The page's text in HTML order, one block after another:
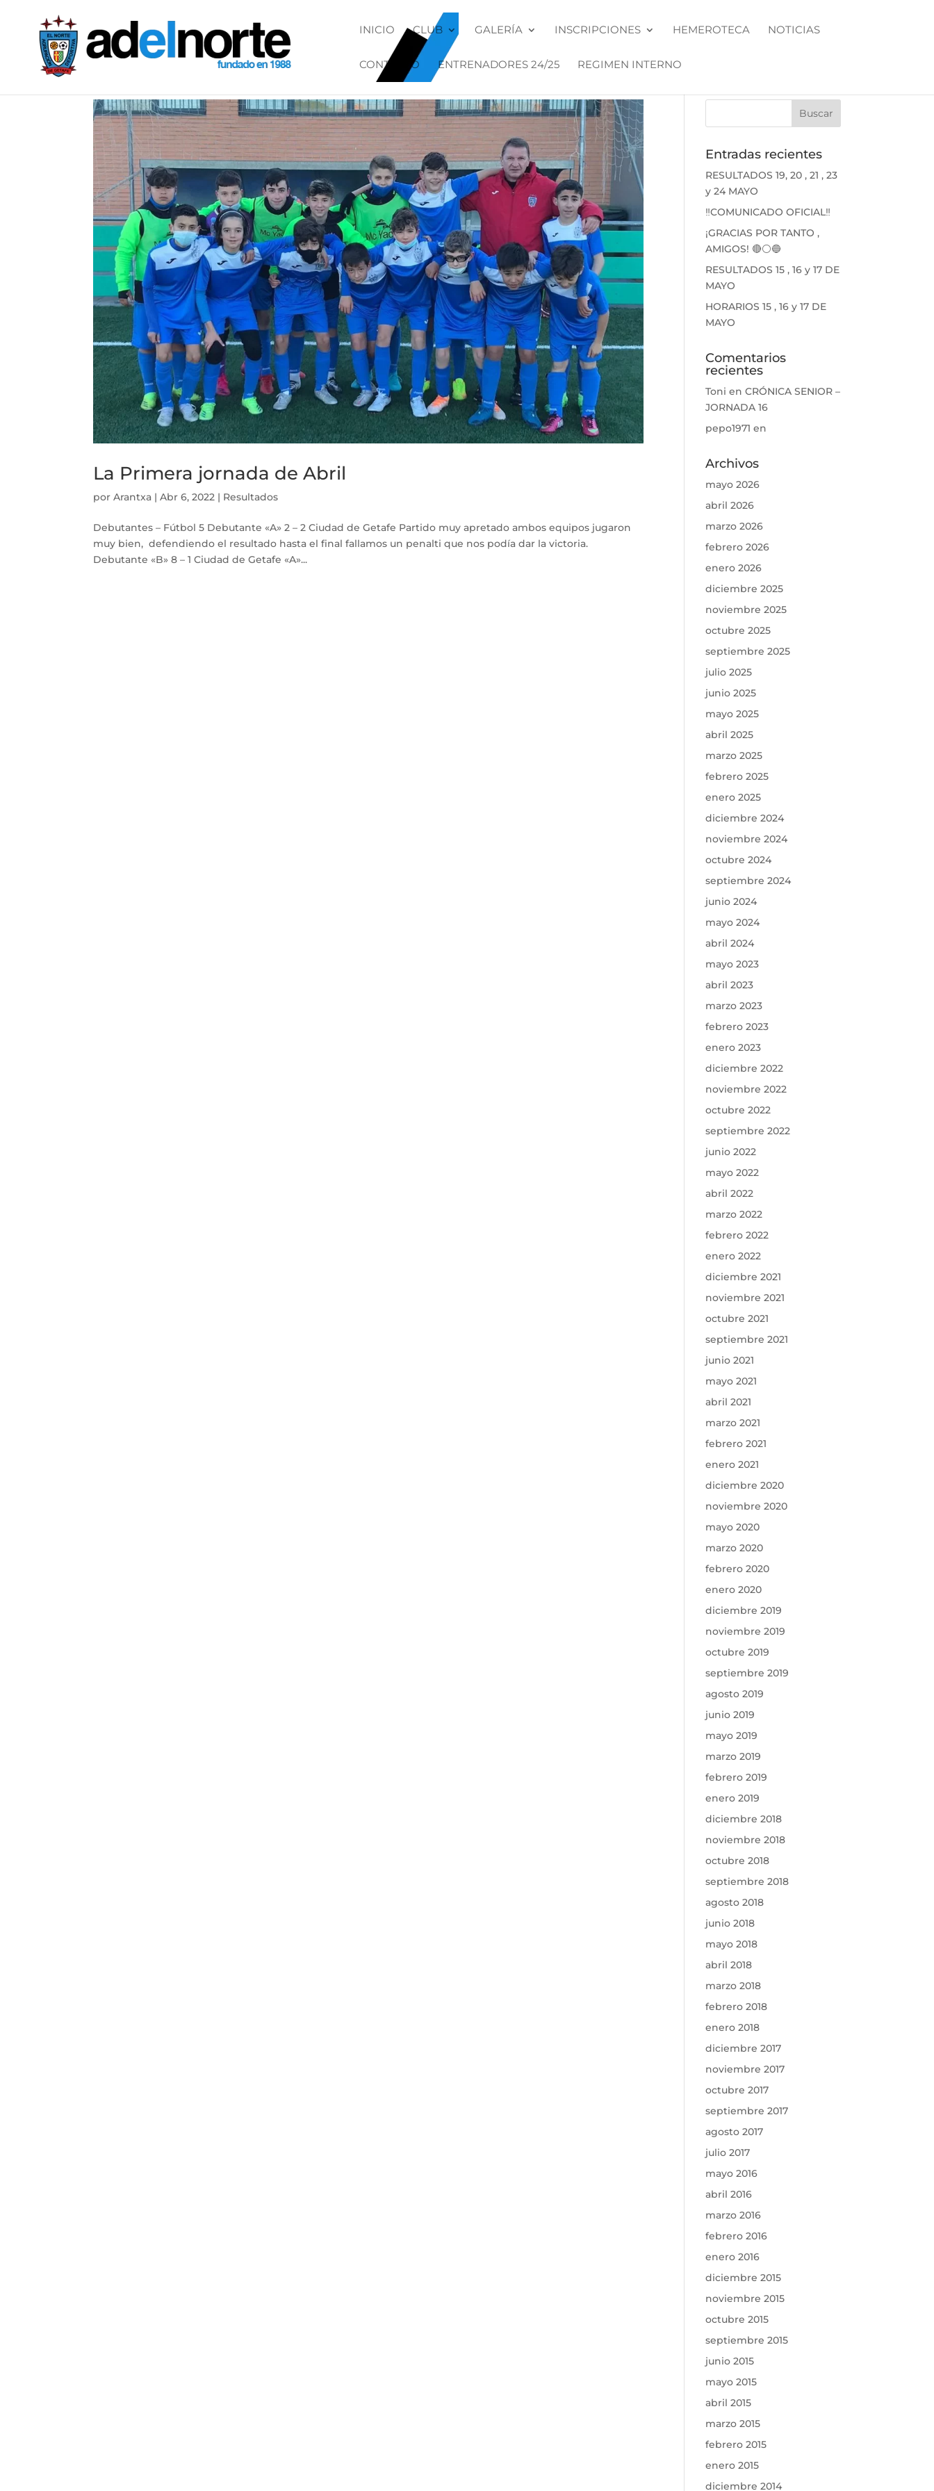
INICIO CLUB GALERÍA INSCRIPCIONES HEMEROTECA NOTICIAS
CONTACTO ENTRENADORES 24/25 REGIMEN INTERNO
La Primera jornada de Abril
porArantxa |Abr 6, 2022 | Resultados
Debutantes – Fútbol 5 Debutante «A» 2 – 2 Ciudad de Getafe Partido muy apretado ambos equipos jugaron
muy bien, defendiendo el resultado hasta el final fallamos un penalti que nos podía dar la victoria.
Debutante «B» 8 – 1 Ciudad de Getafe «A»...
Entradas recientes
RESULTADOS 19, 20 , 21 , 23
y 24 MAYO
‼️COMUNICADO OFICIAL‼️
¡GRACIAS POR TANTO ,
AMIGOS! 🔴⚪🔵
RESULTADOS 15 , 16 y 17 DE
MAYO
HORARIOS 15 , 16 y 17 DE
MAYO
Comentarios
recientes
Toni enCRÓNICA SENIOR –
JORNADA 16
pepo1971 en
Archivos
mayo 2026
abril 2026
marzo 2026
febrero 2026
enero 2026
diciembre 2025
noviembre 2025
octubre 2025
septiembre 2025
julio 2025
junio 2025
mayo 2025
abril 2025
marzo 2025
febrero 2025
enero 2025
diciembre 2024
noviembre 2024
octubre 2024
septiembre 2024
junio 2024
mayo 2024
abril 2024
mayo 2023
abril 2023
marzo 2023
febrero 2023
enero 2023
diciembre 2022
noviembre 2022
octubre 2022
septiembre 2022
junio 2022
mayo 2022
abril 2022
marzo 2022
febrero 2022
enero 2022
diciembre 2021
noviembre 2021
octubre 2021
septiembre 2021
junio 2021
mayo 2021
abril 2021
marzo 2021
febrero 2021
enero 2021
diciembre 2020
noviembre 2020
mayo 2020
marzo 2020
febrero 2020
enero 2020
diciembre 2019
noviembre 2019
octubre 2019
septiembre 2019
agosto 2019
junio 2019
mayo 2019
marzo 2019
febrero 2019
enero 2019
diciembre 2018
noviembre 2018
octubre 2018
septiembre 2018
agosto 2018
junio 2018
mayo 2018
abril 2018
marzo 2018
febrero 2018
enero 2018
diciembre 2017
noviembre 2017
octubre 2017
septiembre 2017
agosto 2017
julio 2017
mayo 2016
abril 2016
marzo 2016
febrero 2016
enero 2016
diciembre 2015
noviembre 2015
octubre 2015
septiembre 2015
junio 2015
mayo 2015
abril 2015
marzo 2015
febrero 2015
enero 2015
diciembre 2014